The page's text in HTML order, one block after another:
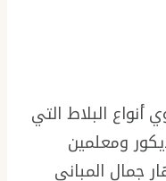
أنواع البلاط التي
ومعلمين
جمال المباني